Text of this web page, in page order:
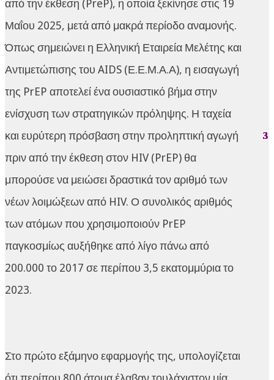
από την έκθεση (PreP), η οποία ξεκίνησε στις 19
Μαΐου 2025, μετά από μακρά περίοδο αναμονής.
Όπως σημειώνει η Ελληνική Εταιρεία Μελέτης και
Αντιμετώπισης του AIDS (Ε.Ε.Μ.Α.Α), η εισαγωγή
της PrEP αποτελεί ένα ουσιαστικό βήμα στην
ενίσχυση των στρατηγικών πρόληψης. Η ταχεία
και ευρύτερη πρόσβαση στην προληπτική αγωγή
πριν από την έκθεση στον HIV (PrEP) θα
μπορούσε να μειώσει δραστικά τον αριθμό των
νέων λοιμώξεων από HIV. Ο συνολικός αριθμός
των ατόμων που χρησιμοποιούν PrEP
παγκοσμίως αυξήθηκε από λίγο πάνω από
200.000 το 2017 σε περίπου 3,5 εκατομμύρια το
2023.
Στο πρώτο εξάμηνο εφαρμογής της, υπολογίζεται